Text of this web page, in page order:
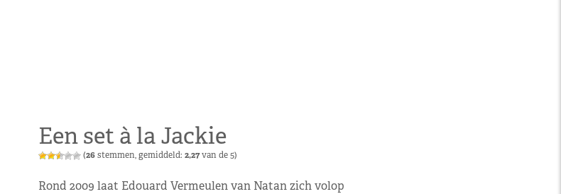
Een set à la Jackie
(26stemmen, gemiddeld: 2,27van de 5)
Rond 2009 laat Edouard Vermeulen van Natan zich volop